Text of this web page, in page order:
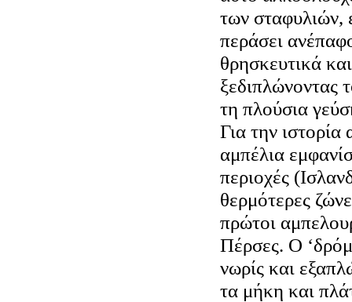
των σταφυλιών,
περάσει
θρησκευτικά
ξεδιπλώνοντας
τη πλούσια
Για την
αμπέλια
περιοχές
θερμότερες
πρώτοι
Πέρσες. Ο
νωρίς και
τα μήκη και